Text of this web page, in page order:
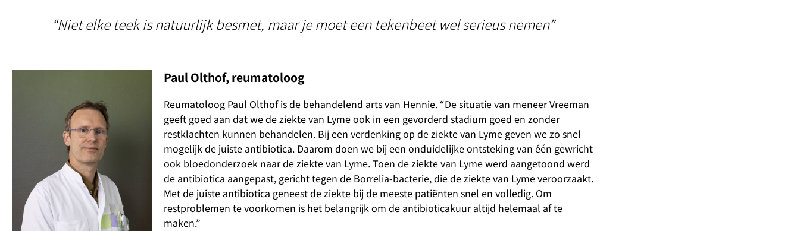
“Niet elke teek is natuurlijk besmet, maar je moet een tekenbeet wel serieus nemen”
Paul Olthof, reumatoloog
Reumatoloog Paul Olthof is de behandelend arts van Hennie. “De situatie van meneer Vreeman
geeft goed aan dat we de ziekte van Lyme ook in een gevorderd stadium goed en zonder
restklachten kunnen behandelen. Bij een verdenking op de ziekte van Lyme geven we zo snel
mogelijk de juiste antibiotica. Daarom doen we bij een onduidelijke ontsteking van één gewricht
ook bloedonderzoek naar de ziekte van Lyme. Toen de ziekte van Lyme werd aangetoond werd
de antibiotica aangepast, gericht tegen de Borrelia-bacterie, die de ziekte van Lyme veroorzaakt.
Met de juiste antibiotica geneest de ziekte bij de meeste patiënten snel en volledig. Om
restproblemen te voorkomen is het belangrijk om de antibioticakuur altijd helemaal af te
maken.”